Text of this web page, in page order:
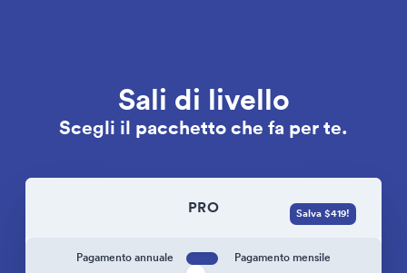
Sali di livello
Scegli il pacchetto che fa per te.
PRO
Pagamento annuale Pagamento mensile
Salva $419!